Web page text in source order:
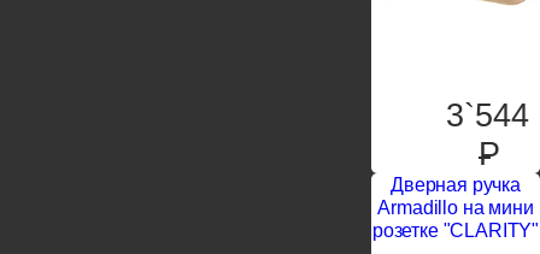
3`544
P
Дверная ручка
Armadillo на мини
розетке "CLARITY"